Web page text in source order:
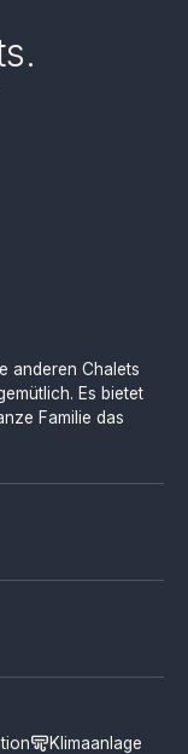
anderen Chalets
Es bietet
Familie das
Klimaanlage